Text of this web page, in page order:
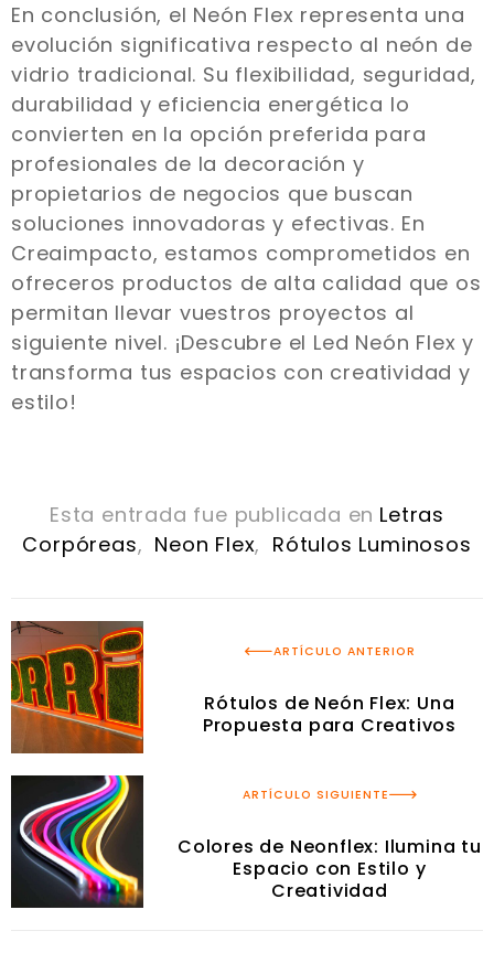
En conclusión, el Neón Flex representa una
evolución significativa respecto al neón de
vidrio tradicional. Su flexibilidad, seguridad,
durabilidad y eficiencia energética lo
convierten en la opción preferida para
profesionales de la decoración y
propietarios de negocios que buscan
soluciones innovadoras y efectivas. En
Creaimpacto, estamos comprometidos en
ofreceros productos de alta calidad que os
permitan llevar vuestros proyectos al
siguiente nivel. ¡Descubre el Led Neón Flex y
transforma tus espacios con creatividad y
estilo!
Esta entrada fue publicada en Letras
Corpóreas, Neon Flex, Rótulos Luminosos
ARTÍCULO ANTERIOR
Rótulos de Neón Flex: Una
Propuesta para Creativos
ARTÍCULO SIGUIENTE
Colores de Neonflex: Ilumina tu
Espacio con Estilo y
Creatividad